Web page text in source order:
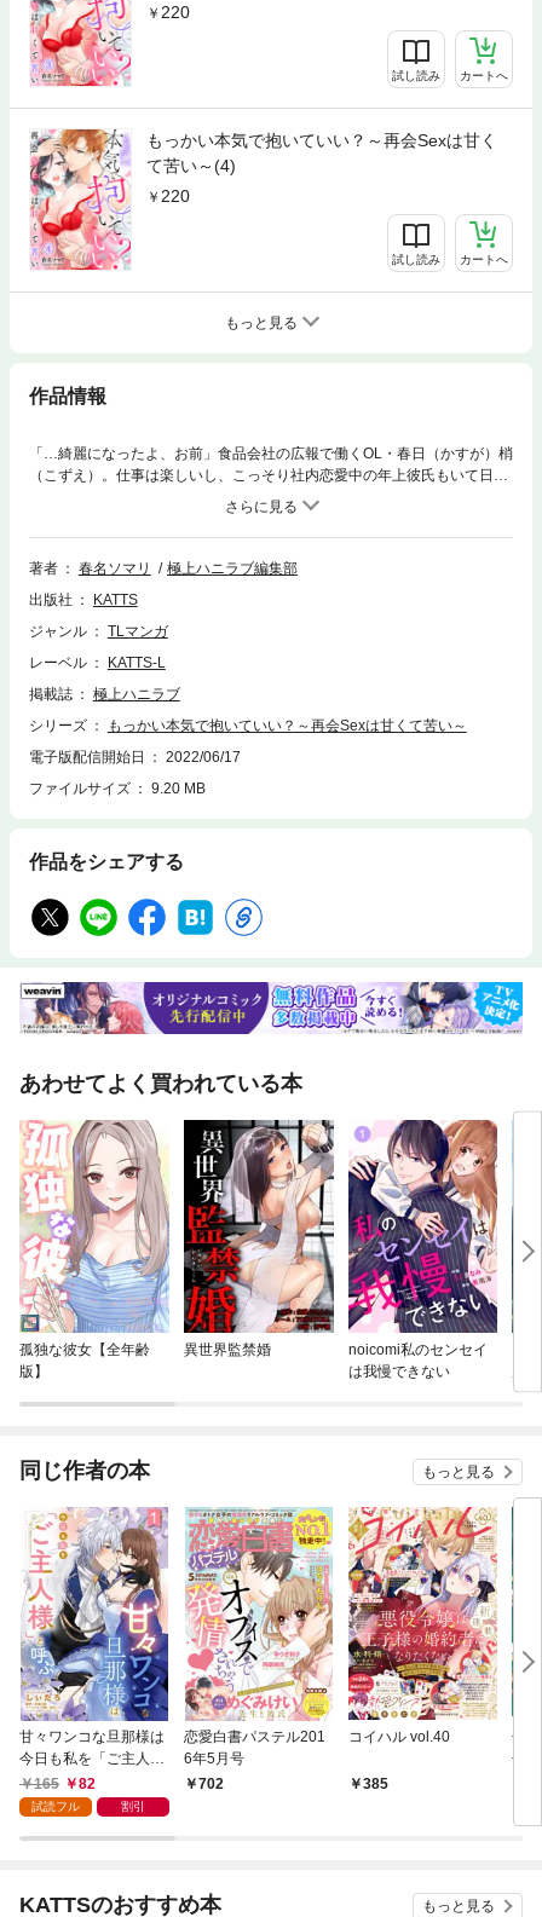
220
試し読み カートへ
もっかい本気で抱いていい？～再会Sexは甘く
て苦い～(4)
220
試し読み カートへ
もっと見る
作品情報
「…綺麗になったよ、お前」食品会社の広報で働くOL・春日（かすが）梢
（こずえ）。仕事は楽しいし、こっそり社内恋愛中の年上彼氏もいて日々
充実！ 結婚も近いと思っていた矢先、後輩と二股をかけられていたこと
が発覚！？ 落ち込む梢を見て、友達が誘ってくれた大学サークルの同窓
会…気になるのは千晴（ちはる）――5年前、大好きだった元カレのこ
と。同窓会当日、久々の再会で最初はドギマギしたけど…『いつの間に
前さ、無理して笑ってない？」駅まで送ってくれた千晴のひと言で、ガマ
ンしていたものがこみ上げてきて…優しさ？ なぐさめ？ でも今はま
――大人っぽくなったイジワルな表情で、ナカいっぱいに満たされてっ。
不器用なふたりの再会ラブストーリー★「…俺がつけた痕、まだ残って
の大きなセミナー司会に推薦されて、緊張しっぱなし…！ テレビ通話で
千晴に報告していると…「俺がいつもするように想像して」ムラムラした
千晴の、えっちな要求はエスカレートして！？ そしてセミナー当日、梢
はまさかの人と再会――！(第11話)
著者 春名ソマリ
極上ハニラブ編集部
出版社
KATTS
ジャンル
TLマンガ
レーベル
KATTS-L
掲載誌
極上ハニラブ
シリーズ
もっかい本気で抱いていい？～再会Sexは甘くて苦い～
電子版配信開始日
2022/06/17
ファイルサイズ
9.20 MB
作品をシェアする
あわせてよく買われている本
孤独な彼女【全年齢
版】
異世界監禁婚
noicomi私のセンセイ
は我慢できない
同じ作者の本 もっと見る
甘々ワンコな旦那様は
今日も私を「ご主人
様」と呼ぶ 【単話売】
1話
165 82
試読フル 割引
恋愛白書パステル201
6年5月号
702
コイハル vol.40
385
色
子
KATTSのおすすめ本 もっと見る